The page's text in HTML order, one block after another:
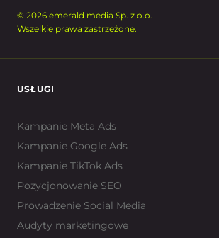
© 2026 emerald media Sp. z o.o.
Wszelkie prawa zastrzeżone.
USŁUGI
Kampanie Meta Ads
Kampanie Google Ads
Kampanie TikTok Ads
Pozycjonowanie SEO
Prowadzenie Social Media
Audyty marketingowe